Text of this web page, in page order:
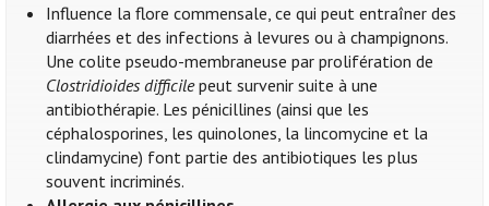
Influence la flore commensale, ce qui peut entraîner des
diarrhées et des infections à levures ou à champignons.
Une colite pseudo-membraneuse par prolifération de
Clostridioides difficilepeut survenir suite à une
antibiothérapie. Les pénicillines (ainsi que les
céphalosporines, les quinolones, la lincomycine et la
clindamycine) font partie des antibiotiques les plus
souvent incriminés.